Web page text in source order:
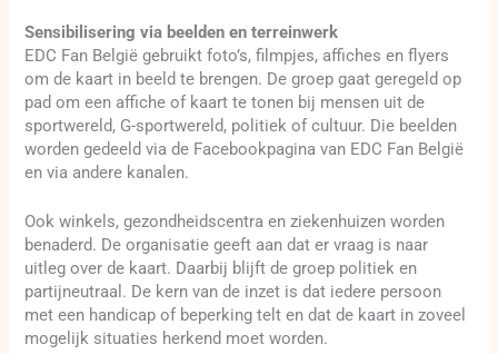
Sensibilisering via beelden en terreinwerk
EDC Fan België gebruikt foto’s, filmpjes, affiches en flyers
om de kaart in beeld te brengen. De groep gaat geregeld op
pad om een affiche of kaart te tonen bij mensen uit de
sportwereld, G-sportwereld, politiek of cultuur. Die beelden
worden gedeeld via de Facebookpagina van EDC Fan België
en via andere kanalen.
Ook winkels, gezondheidscentra en ziekenhuizen worden
benaderd. De organisatie geeft aan dat er vraag is naar
uitleg over de kaart. Daarbij blijft de groep politiek en
partijneutraal. De kern van de inzet is dat iedere persoon
met een handicap of beperking telt en dat de kaart in zoveel
mogelijk situaties herkend moet worden.